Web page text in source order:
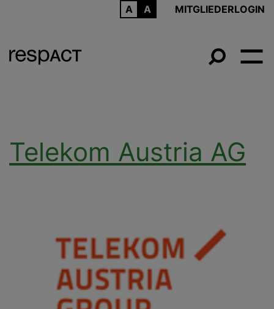
MITGLIEDERLOGIN
Telekom Austria AG